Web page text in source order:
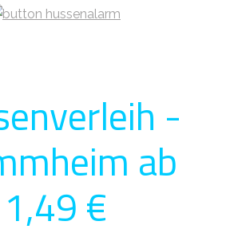
-
ab
1,49 €